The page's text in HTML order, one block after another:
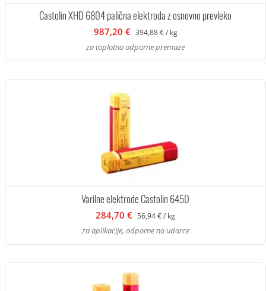
Castolin XHD 6804 palična elektroda z osnovno prevleko
987,20 € 394,88 € / kg
za toplotno odporne premaze
Varilne elektrode Castolin 6450
284,70 € 56,94 € / kg
za aplikacije, odporne na udarce